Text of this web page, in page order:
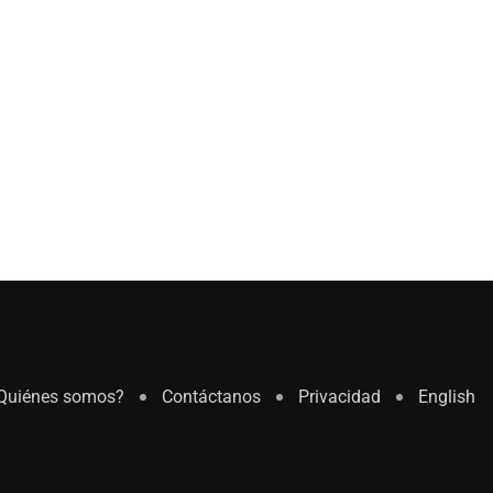
somos? Contáctanos Privacidad English